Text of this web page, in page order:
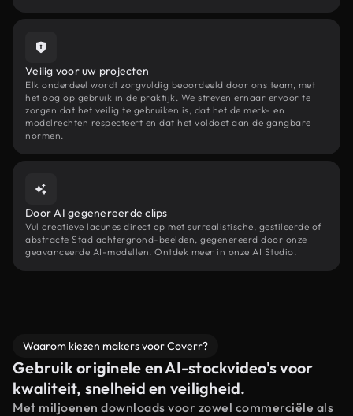
Veilig voor uw projecten
Elk onderdeel wordt zorgvuldig beoordeeld door ons team, met
het oog op gebruik in de praktijk. We streven ernaar ervoor te
zorgen dat het veilig te gebruiken is, dat het de merk- en
modelrechten respecteert en dat het voldoet aan de gangbare
normen.
Door AI gegenereerde clips
Vul creatieve lacunes direct op met surrealistische, gestileerde of
abstracte Stad achtergrond-beelden, gegenereerd door onze
geavanceerde AI-modellen. Ontdek meer in onze AI Studio.
Waarom kiezen makers voor Coverr?
Gebruik originele en AI-stockvideo's voor
kwaliteit, snelheid en veiligheid.
Met miljoenen downloads voor zowel commerciële als